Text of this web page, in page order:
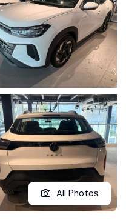
All Photos